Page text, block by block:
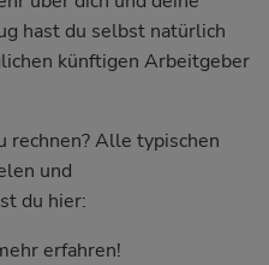
hast du selbst natürlich
künftigen Arbeitgeber
rechnen? Alle typischen
und
du hier:
erfahren!